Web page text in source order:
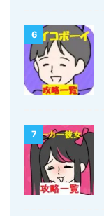
6
7